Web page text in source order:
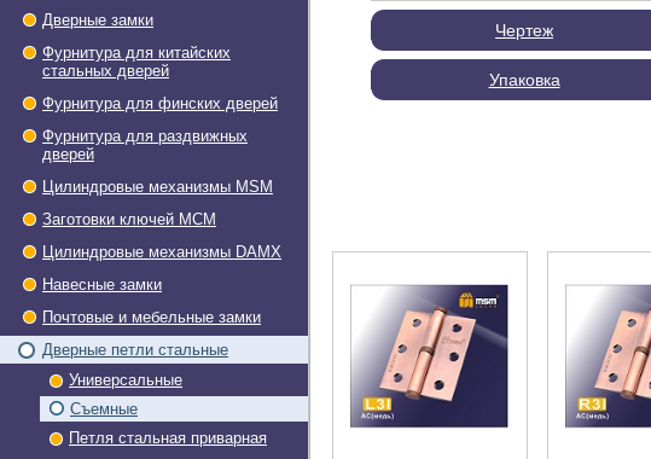
Дверные замки
Фурнитура для китайских
стальных дверей
Фурнитура для финских дверей
Фурнитура для раздвижных
дверей
Цилиндровые механизмы MSM
Заготовки ключей МСМ
Цилиндровые механизмы DAMX
Навесные замки
Почтовые и мебельные замки
Дверные петли стальные
Универсальные
Съемные
Петля стальная приварная
Чертеж
Упаковка